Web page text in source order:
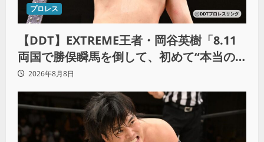
プロレス
【DDT】EXTREME王者・岡谷英樹「8.11
両国で勝俣瞬馬を倒して、初めて“本当の
王者”になれる」
2026年8月8日